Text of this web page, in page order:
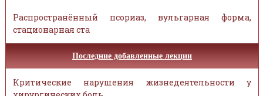
Распространённый псориаз, вульгарная форма,
стационарная ста
Последние добавленные лекции
Критические нарушения жизнедеятельности у